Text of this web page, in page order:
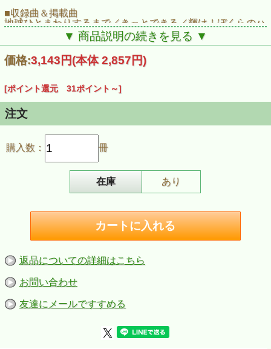
■収録曲＆掲載曲
地球ひとまわりするまで／きっとできる／輝け！ぼくらのハ
ブラシマン！／スキスキ大好き／おばあちゃん おじいちゃ
んは森のフクロウ／今日も一日ありがとう／生命歌いましょ
う／ときめく風／友達っていいな／勉強しましょ！／お助け
忍者 宿題花吹雪 参上！／WITH YOU／おめでとう誕生日／
■商品情報
商品番号:CDK050
JAN:4523810003604
ISBN:978-4-903934-49-5
▼ 商品説明の続きを見る ▼
価格:3,143円(本体 2,857円)
[ポイント還元 31ポイント～]
注文
購入数： 冊
在庫 あり
返品についての詳細はこちら
お問い合わせ
友達にメールですすめる